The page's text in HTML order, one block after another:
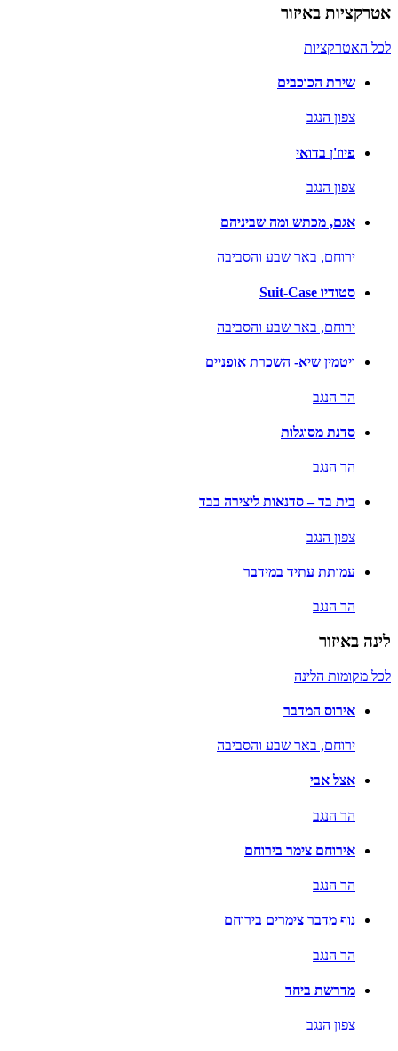
אטרקציות באיזור
לכל האטרקציות
שירת הכוכבים
צפון הנגב
פיוז'ן בדואי
צפון הנגב
אגם, מכתש ומה שביניהם
ירוחם, באר שבע והסביבה
סטודיו Suit-Case
ירוחם, באר שבע והסביבה
ויטמין שיא- השכרת אופניים
הר הנגב
סדנת מסוגלות
הר הנגב
בית בד – סדנאות ליצירה בבד
צפון הנגב
עמותת עתיד במידבר
הר הנגב
לינה באיזור
לכל מקומות הלינה
אירוס המדבר
ירוחם, באר שבע והסביבה
אצל אבי
הר הנגב
אירוחם צימר בירוחם
הר הנגב
נוף מדבר צימרים בירוחם
הר הנגב
מדרשת ביחד
צפון הנגב